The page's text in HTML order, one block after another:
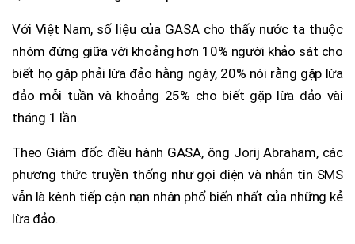
Với Việt Nam, số liệu của GASA cho thấy nước ta thuộc
nhóm đứng giữa với khoảng hơn 10% người khảo sát cho
biết họ gặp phải lừa đảo hằng ngày, 20% nói rằng gặp lừa
đảo mỗi tuần và khoảng 25% cho biết gặp lừa đảo vài
tháng 1 lần.
Theo Giám đốc điều hành GASA, ông Jorij Abraham, các
phương thức truyền thống như gọi điện và nhắn tin SMS
vẫn là kênh tiếp cận nạn nhân phổ biến nhất của những kẻ
lừa đảo.